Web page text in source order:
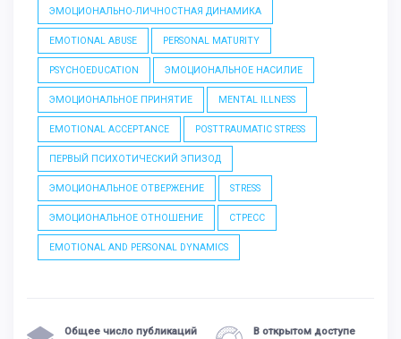
ЭМОЦИОНАЛЬНО-ЛИЧНОСТНАЯ ДИНАМИКА
EMOTIONAL ABUSE PERSONAL MATURITY
PSYCHOEDUCATION ЭМОЦИОНАЛЬНОЕ НАСИЛИЕ
ЭМОЦИОНАЛЬНОЕ ПРИНЯТИЕ MENTAL ILLNESS
EMOTIONAL ACCEPTANCE POSTTRAUMATIC STRESS
ПЕРВЫЙ ПСИХОТИЧЕСКИЙ ЭПИЗОД
ЭМОЦИОНАЛЬНОЕ ОТВЕРЖЕНИЕ STRESS
ЭМОЦИОНАЛЬНОЕ ОТНОШЕНИЕ СТРЕСС
EMOTIONAL AND PERSONAL DYNAMICS
Общее число публикаций В открытом доступе